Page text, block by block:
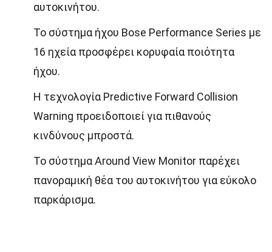
αυτοκινήτου.
Το σύστημα ήχου Bose Performance Series με
16 ηχεία προσφέρει κορυφαία ποιότητα
ήχου.
Η τεχνολογία Predictive Forward Collision
Warning προειδοποιεί για πιθανούς
κινδύνους μπροστά.
Το σύστημα Around View Monitor παρέχει
πανοραμική θέα του αυτοκινήτου για εύκολο
παρκάρισμα.